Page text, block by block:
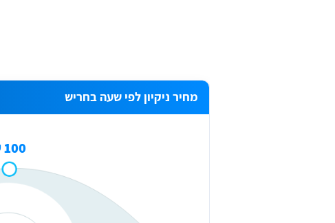
מחיר ניקיון לפי שעה בחריש
100 ₪